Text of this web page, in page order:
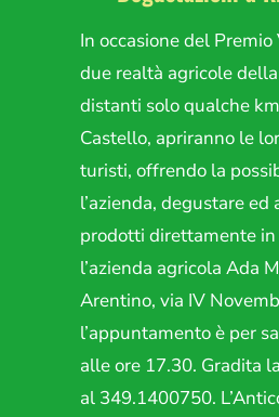
In occasione del
due realtà agricole
distanti solo qualche
Castello, apriranno le
turisti, offrendo la
l’azienda, degustare ed
prodotti direttamente in
l’azienda agricola Ada
Arentino, via IV
l’appuntamento è per
alle ore 17.30. Gradita
al 349.1400750.